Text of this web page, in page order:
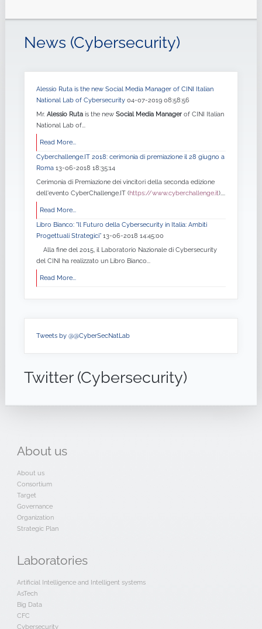
News (Cybersecurity)
Alessio Ruta is the new Social Media Manager of CINI Italian
National Lab of Cybersecurity 04-07-2019 08:58:56
Mr. Alessio Rutais the new Social Media Managerof CINI Italian
National Lab of...
Read More...
Cyberchallenge.IT 2018: cerimonia di premiazione il 28 giugno a
Roma 13-06-2018 18:35:14
Cerimonia di Premiazione dei vincitori della seconda edizione
dell'evento CyberChallenge.IT (https://www.cyberchallenge.it)....
Read More...
Libro Bianco: "Il Futuro della Cybersecurity in Italia: Ambiti
Progettuali Strategici” 13-06-2018 14:45:00
Alla fine del 2015, il Laboratorio Nazionale di Cybersecurity
del CINI ha realizzato un Libro Bianco...
Read More...
Tweets by @@CyberSecNatLab
Twitter (Cybersecurity)
About us
About us
Consortium
Target
Governance
Organization
Strategic Plan
Laboratories
Artificial Intelligence and Intelligent systems
AsTech
Big Data
CFC
Cybersecurity